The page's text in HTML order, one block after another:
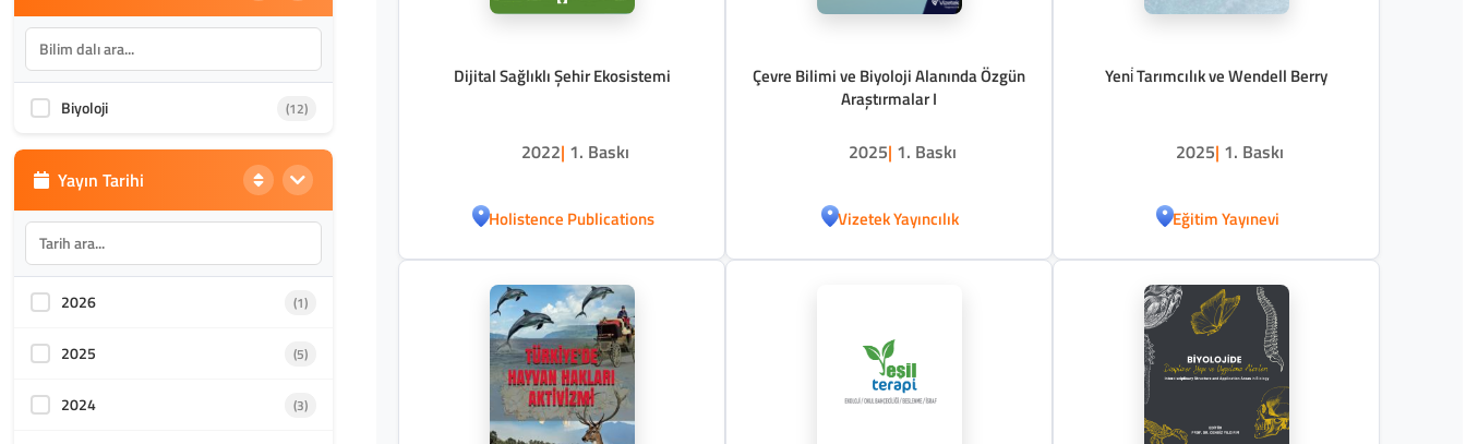
İletişim, Mimarlık ve Güzel
Sanatlar
Akademik Kültür (1587)
Biyoloji (12)
Yayın Tarihi
2026 (1)
2025 (5)
2024 (3)
Dijital Sağlıklı Şehir Ekosistemi
2022| 1. Baskı
Holistence Publications
Çevre Bilimi ve Biyoloji Alanında Özgün
Araştırmalar I
2025| 1. Baskı
Vizetek Yayıncılık
Yeni̇ Tarımcılık ve Wendell Berry
2025| 1. Baskı
Eğitim Yayınevi